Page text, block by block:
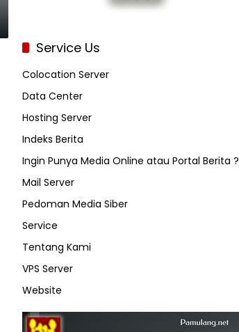
Service Us
Colocation Server
Data Center
Hosting Server
Indeks Berita
Ingin Punya Media Online atau Portal Berita ?
Mail Server
Pedoman Media Siber
Service
Tentang Kami
VPS Server
Website